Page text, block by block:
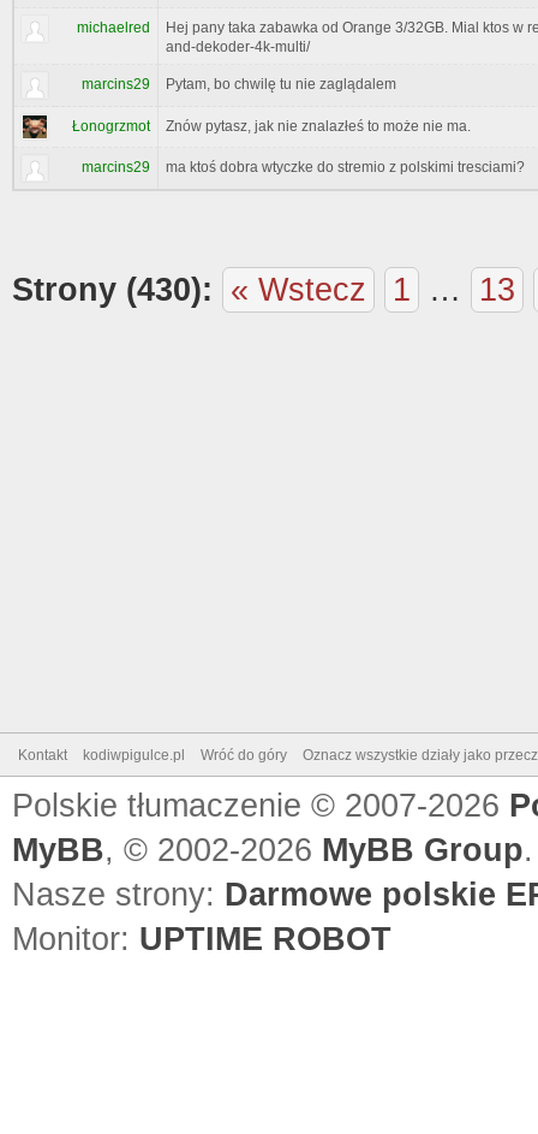
michaelred
Hej pany taka zabawka od Orange 3/32GB. Mial ktos w
and-dekoder-4k-multi/
marcins29 Pytam, bo chwilę tu nie zaglądalem
Łonogrzmot Znów pytasz, jak nie znalazłeś to może nie ma.
marcins29 ma ktoś dobra wtyczke do stremio z polskimi tresciami?
Strony (430): « Wstecz 1 … 13
Kontakt kodiwpigulce.pl Wróć do góry Oznacz wszystkie działy jako
Polskie tłumaczenie © 2007-2026
MyBB, © 2002-2026 MyBB Group.
Nasze strony: Darmowe polskie
Monitor: UPTIME ROBOT